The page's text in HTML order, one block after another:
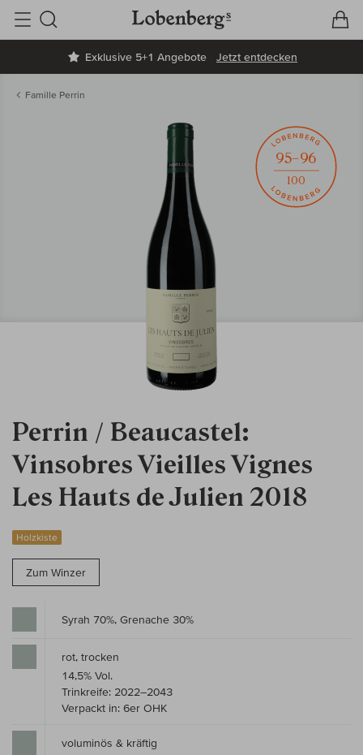
Exklusive 5+1 Angebote Jetzt entdecken
Suche
Famille Perrin
Perrin / Beaucastel:
Vinsobres Vieilles Vignes
Les Hauts de Julien 2018
Holzkiste
Zum Winzer
95–96
100
Syrah 70%, Grenache 30%
rot, trocken
14,5% Vol.
Trinkreife: 2022–2043
Verpackt in: 6er OHK
voluminös & kräftig